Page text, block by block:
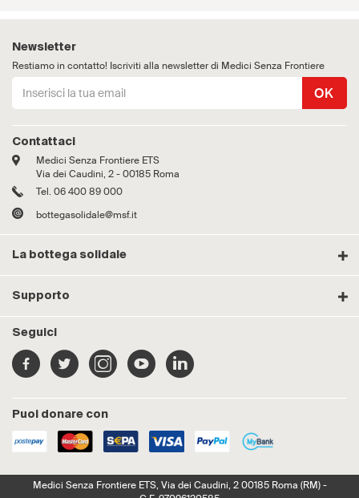
Newsletter
Restiamo in contatto! Iscriviti alla newsletter di Medici Senza Frontiere
OK
Contattaci
Medici Senza Frontiere ETS
Via dei Caudini, 2 - 00185 Roma
Tel. 06 400 89 000
bottegasolidale@msf.it
La bottega solidale
Supporto
Seguici
Puoi donare con
Medici Senza Frontiere ETS, Via dei Caudini, 2 00185 Roma (RM) -